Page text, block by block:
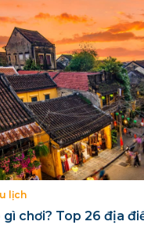
lịch
gì chơi? Top 26 địa